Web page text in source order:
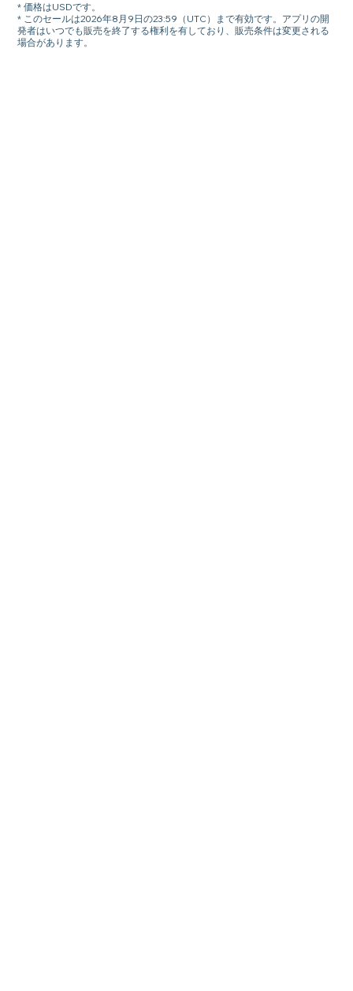
* 価格はUSDです。
* このセールは2026年8月9日の23:59（UTC）まで有効です。アプリの開
発者はいつでも販売を終了する権利を有しており、販売条件は変更される
場合があります。